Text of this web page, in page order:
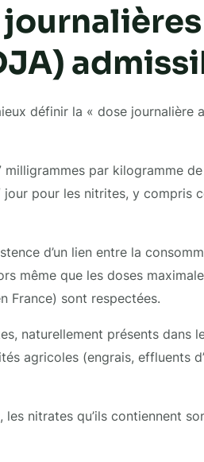
définir la « dose journalière
par kilogramme
pour les nitrites, y compris
d’un lien entre la
même que les doses
France) sont respectées.
naturellement présents dans
agricoles (engrais, effluents
nitrates qu’ils contiennent